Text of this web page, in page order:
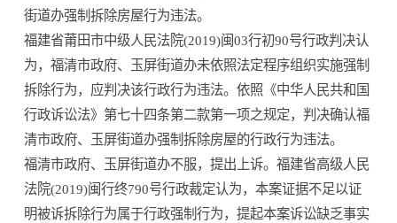
街道办强制拆除房屋行为违法。
福建省莆田市中级人民法院(2019)闽03行初90号行政判决认
为，福清市政府、玉屏街道办未依照法定程序组织实施强制
拆除行为，应判决该行政行为违法。依照《中华人民共和国
行政诉讼法》第七十四条第二款第一项之规定，判决确认福
清市政府、玉屏街道办强制拆除房屋的行政行为违法。
福清市政府、玉屏街道办不服，提出上诉。福建省高级人民
法院(2019)闽行终790号行政裁定认为，本案证据不足以证
明被诉拆除行为属于行政强制行为，提起本案诉讼缺乏事实